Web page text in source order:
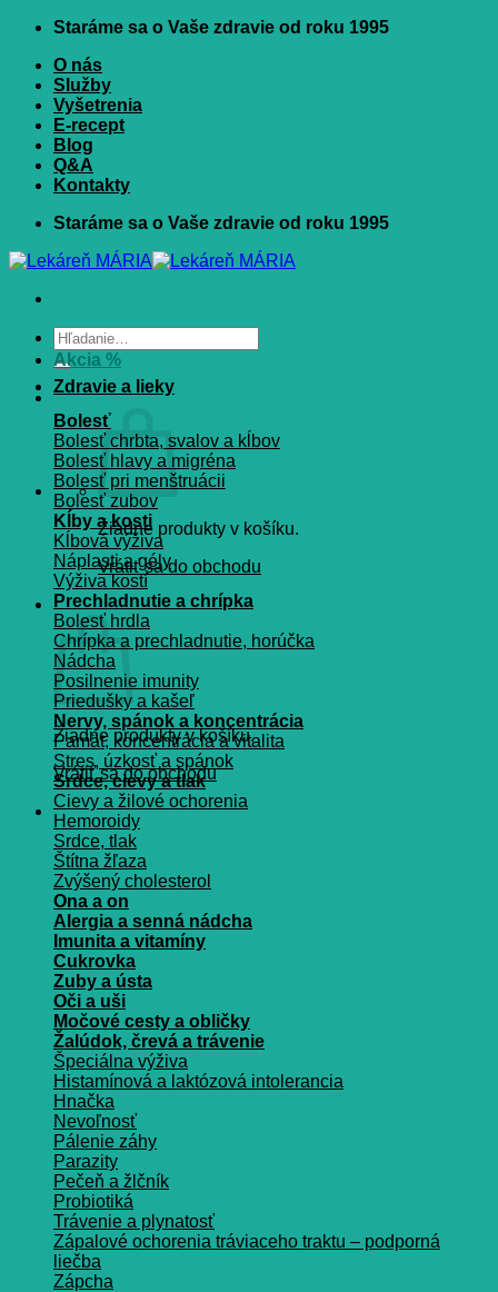
Skip
content
Staráme sa o Vaše zdravie od roku 1995
O nás
Služby
Vyšetrenia
E-recept
Blog
Q&A
Kontakty
Staráme sa o Vaše zdravie od roku 1995
Hľadať:
Žiadne produkty v košíku.
Vrátiť sa do obchodu
Košík
Žiadne produkty v košíku.
Vrátiť sa do obchodu
Akcia %
Zdravie a lieky
Bolesť
Bolesť chrbta, svalov a kĺbov
Bolesť hlavy a migréna
Bolesť pri menštruácii
Bolesť zubov
Kĺby a kosti
Kĺbová výživa
Náplasti a gély
Výživa kostí
Prechladnutie a chrípka
Bolesť hrdla
Chrípka a prechladnutie, horúčka
Nádcha
Posilnenie imunity
Priedušky a kašeľ
Nervy, spánok a koncentrácia
Pamät, koncentrácia a vitalita
Stres, úzkosť a spánok
Srdce, cievy a tlak
Cievy a žilové ochorenia
Hemoroidy
Srdce, tlak
Štítna žľaza
Zvýšený cholesterol
Ona a on
Alergia a senná nádcha
Imunita a vitamíny
Cukrovka
Zuby a ústa
Oči a uši
Močové cesty a obličky
Žalúdok, črevá a trávenie
Špeciálna výživa
Histamínová a laktózová intolerancia
Hnačka
Nevoľnosť
Pálenie záhy
Parazity
Pečeň a žlčník
Probiotiká
Trávenie a plynatosť
Zápalové ochorenia tráviaceho traktu – podporná
liečba
Zápcha